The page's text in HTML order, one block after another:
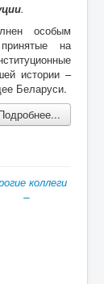
.
особым
на
истории –
Беларуси.
коллеги
–